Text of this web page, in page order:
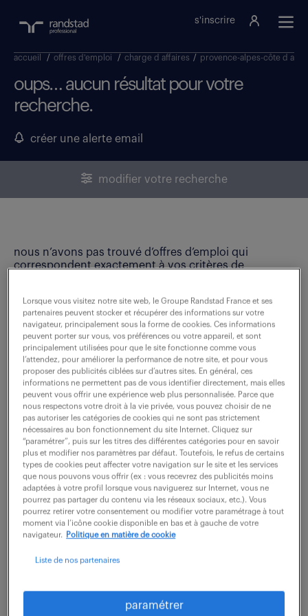
s'inscrire
accueil / offres d'emploi / charge d affaires / provence-alpes-côte d azur
oups… aucun résultat pour votre
recherche.
créer une alerte email
modifier votre recherche
nous n’avons pas trouvé d’offres d’emploi qui
correspondent exactement à vos critères de
ne ratez aucune
opportunité.
recevez chaque semaine par mail les offres qui
correspondent à votre dernière recherche.
créer une alerte
partagez-nous
Lorsque vous visitez notre site web, le Groupe Randstad France et ses
partenaires peuvent stocker et récupérer des informations sur votre
navigateur, principalement sous la forme de cookies. Ces informations
peuvent porter sur vous, vos préférences ou votre appareil, et sont
principalement utilisées pour que le site fonctionne comme vous
l’attendez, pour améliorer la performance de notre site, et pour vous
proposer des publicités ciblées sur d’autres sites. En général, ces
informations ne permettent pas de vous identifier directement, mais elles
peuvent vous offrir une expérience web plus personnalisée. Parce que
nous respectons votre droit à la vie privée, vous pouvez choisir de ne
pas autoriser les catégories de cookies qui ne sont pas strictement
nécessaires au bon fonctionnement du site Internet. Cliquez sur
“paramétrer”, puis sur les titres des différentes catégories pour en savoir
plus et modifier nos paramètres par défaut. Toutefois, le refus de certains
types de cookies peut affecter votre navigation sur le site et les services
que nous pouvons vous offrir (ex : vous recevrez des publicités moins
adaptées à votre profil lorsque vous naviguerez sur Internet, vous ne
pourrez pas partager du contenu via les réseaux sociaux, etc.). Vous
pourrez retirer votre consentement ou modifier votre paramétrage à tout
moment via l’icône cookie disponible en bas et à gauche de votre
navigateur.
Politique en matière de cookie
Liste de nos partenaires
paramétrer